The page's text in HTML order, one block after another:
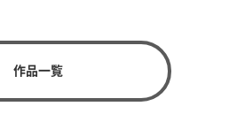
作品一覧